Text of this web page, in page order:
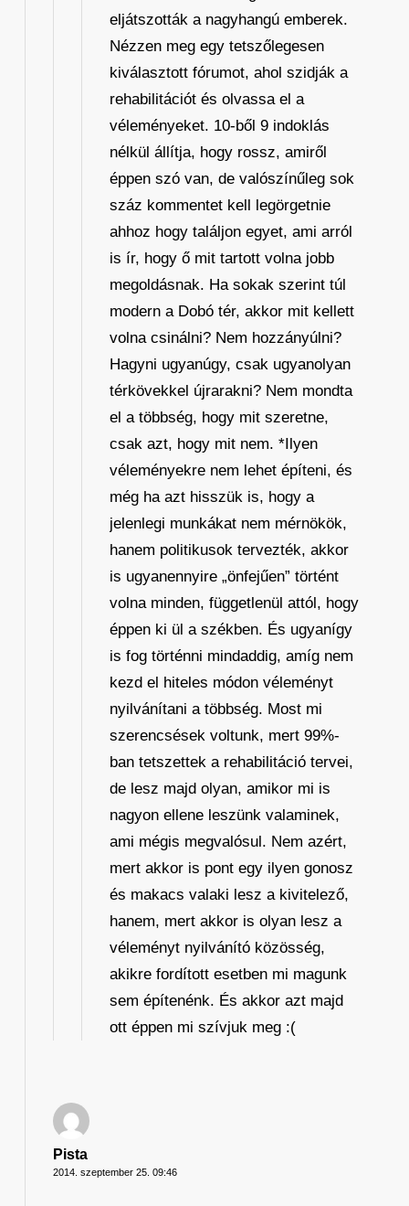
eljátszották a nagyhangú emberek.
Nézzen meg egy tetszőlegesen
kiválasztott fórumot, ahol szidják a
rehabilitációt és olvassa el a
véleményeket. 10-ből 9 indoklás
nélkül állítja, hogy rossz, amiről
éppen szó van, de valószínűleg sok
száz kommentet kell legörgetnie
ahhoz hogy találjon egyet, ami arról
is ír, hogy ő mit tartott volna jobb
megoldásnak. Ha sokak szerint túl
modern a Dobó tér, akkor mit kellett
volna csinálni? Nem hozzányúlni?
Hagyni ugyanúgy, csak ugyanolyan
térkövekkel újrarakni? Nem mondta
el a többség, hogy mit szeretne,
csak azt, hogy mit nem. *Ilyen
véleményekre nem lehet építeni, és
még ha azt hisszük is, hogy a
jelenlegi munkákat nem mérnökök,
hanem politikusok tervezték, akkor
is ugyanennyire „önfejűen” történt
volna minden, függetlenül attól, hogy
éppen ki ül a székben. És ugyanígy
is fog történni mindaddig, amíg nem
kezd el hiteles módon véleményt
nyilvánítani a többség. Most mi
szerencsések voltunk, mert 99%-
ban tetszettek a rehabilitáció tervei,
de lesz majd olyan, amikor mi is
nagyon ellene leszünk valaminek,
ami mégis megvalósul. Nem azért,
mert akkor is pont egy ilyen gonosz
és makacs valaki lesz a kivitelező,
hanem, mert akkor is olyan lesz a
véleményt nyilvánító közösség,
akikre fordított esetben mi magunk
sem építenénk. És akkor azt majd
ott éppen mi szívjuk meg :(
Pista
2014. szeptember 25. 09:46